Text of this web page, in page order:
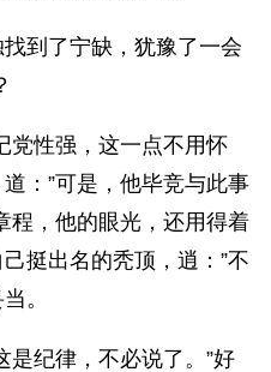
到了宁缺，犹豫了一会
党性强，这一点不用怀
：”可是，他毕竞与此事
程，他的眼光，还用得着
挺出名的秃顶，逍：”不
。
是纪律，不必说了。”好